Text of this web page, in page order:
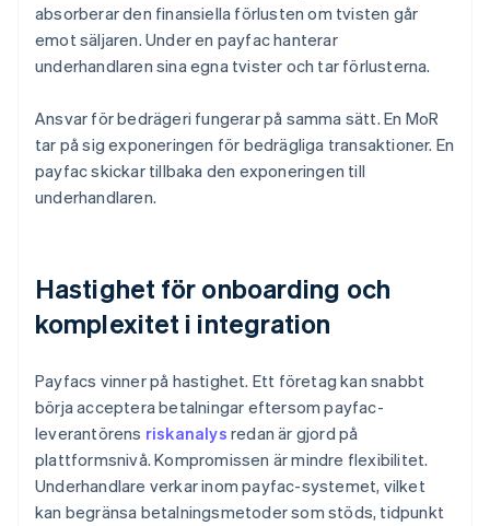
absorberar den finansiella förlusten om tvisten går
emot säljaren. Under en payfac hanterar
underhandlaren sina egna tvister och tar förlusterna.
Ansvar för bedrägeri fungerar på samma sätt. En MoR
tar på sig exponeringen för bedrägliga transaktioner. En
payfac skickar tillbaka den exponeringen till
underhandlaren.
Hastighet för onboarding och
komplexitet i integration
Payfacs vinner på hastighet. Ett företag kan snabbt
börja acceptera betalningar eftersom payfac-
leverantörens riskanalys redan är gjord på
plattformsnivå. Kompromissen är mindre flexibilitet.
Underhandlare verkar inom payfac-systemet, vilket
kan begränsa betalningsmetoder som stöds, tidpunkt